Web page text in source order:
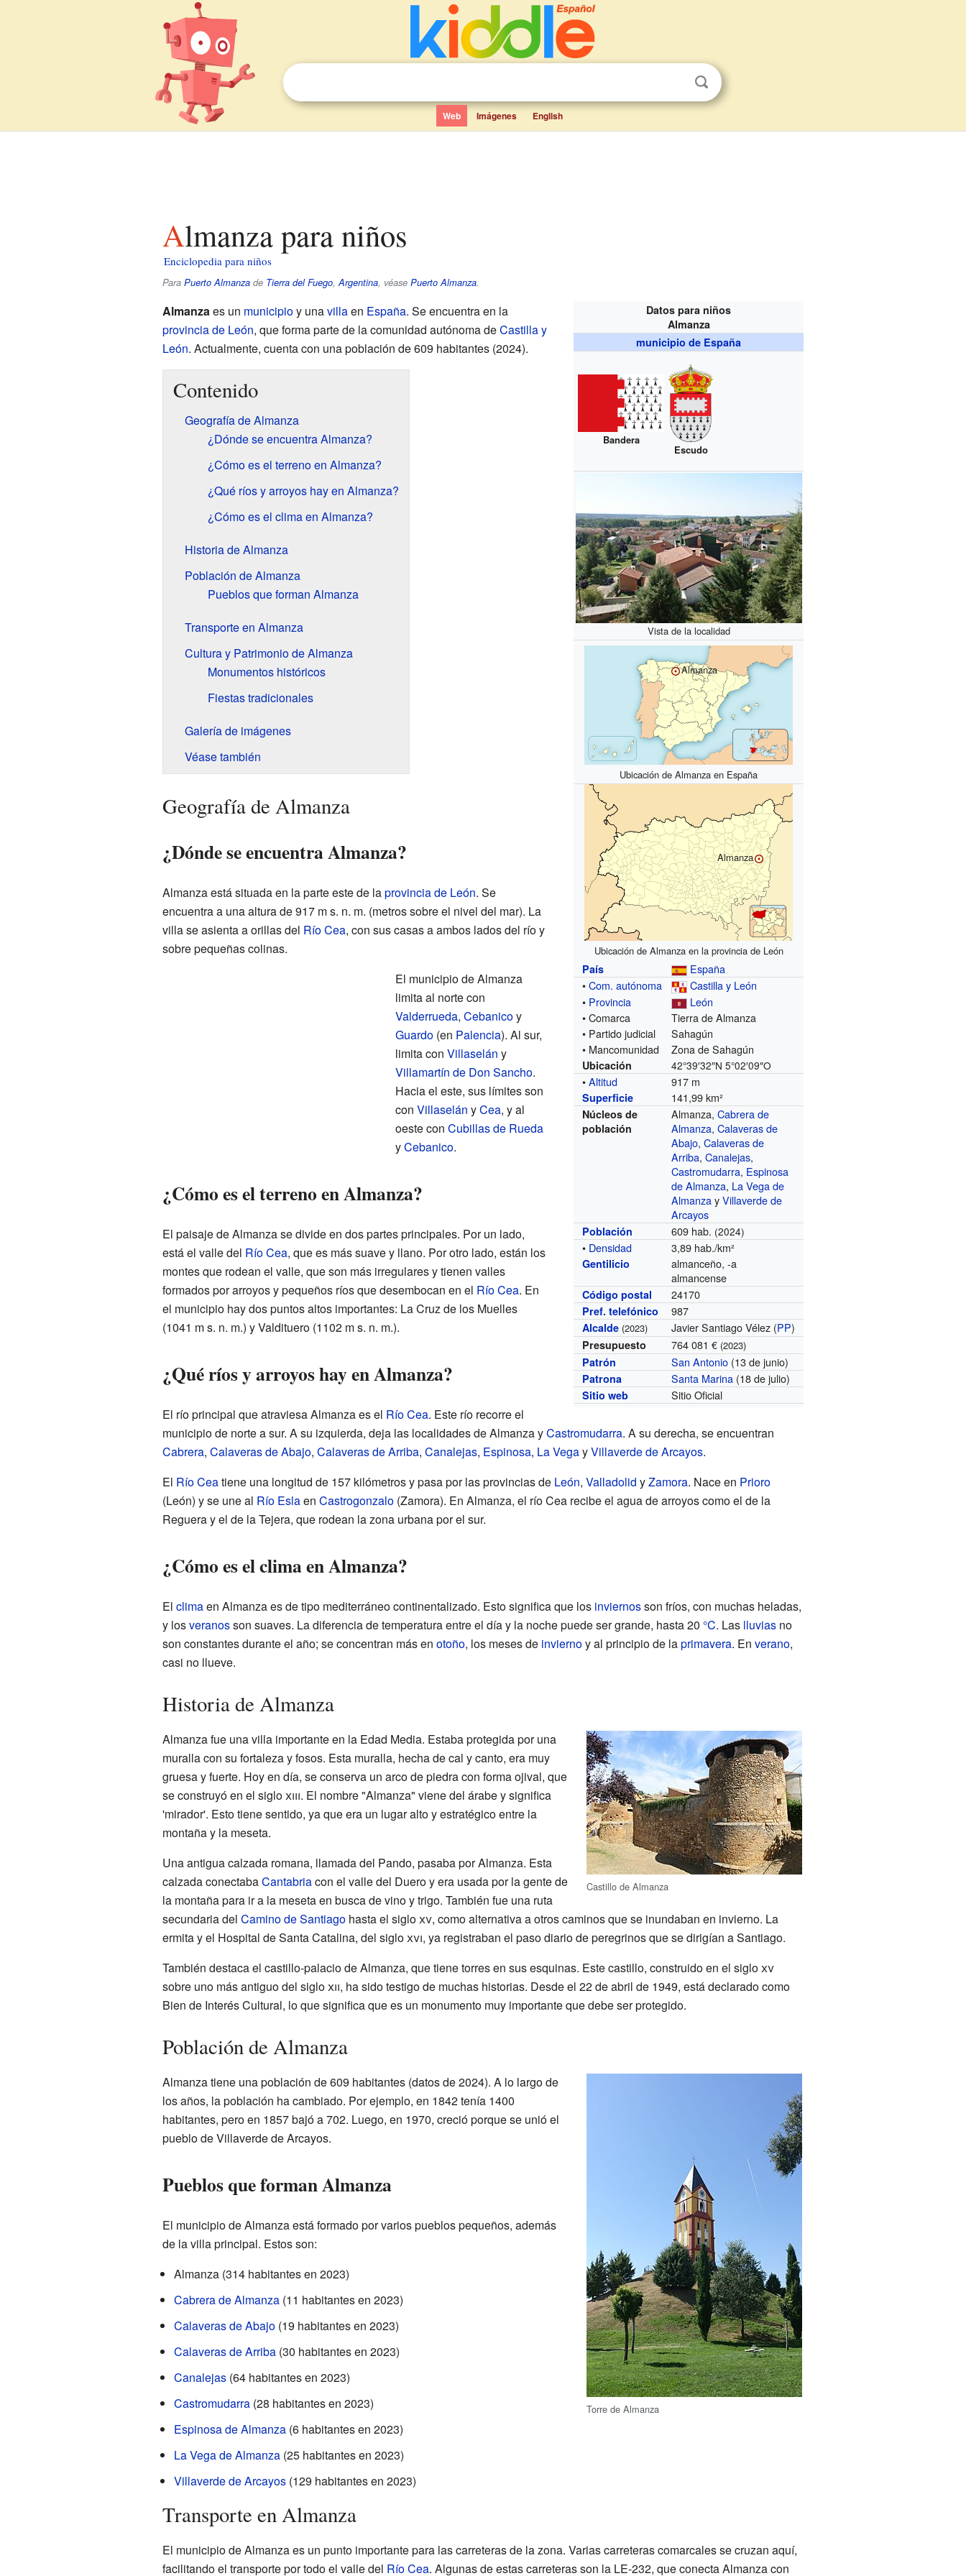
Web Imágenes English
Almanza para niños
Enciclopedia para niños
Para Puerto Almanzade Tierra del Fuego,Argentina, véase Puerto Almanza.
Datos para niños
Almanza
municipio de España
Bandera
Escudo
Vista de la localidad
Almanza
Ubicación de Almanza en España
Almanza
Ubicación de Almanza en la provincia de León
País
España
•Com. autónoma
Castilla y León
• Provincia
León
• Comarca
Tierra de Almanza
• Partido judicial
Sahagún
• Mancomunidad
Zona de Sahagún
Ubicación 42°39′32″N 5°02′09″O
•Altitud 917 m
Superficie 141,99 km²
Núcleos de
población
Almanza,Cabrera de
Almanza,Calaveras de
Abajo,Calaveras de
Arriba,Canalejas,
Castromudarra, Espinosa
de Almanza, La Vega de
AlmanzayVillaverde de
Arcayos
Población 609 hab. (2024)
• Densidad 3,89 hab./km²
Gentilicio
almanceño, -a
almancense
Código postal 24170
Pref. telefónico 987
Alcalde (2023) Javier Santiago Vélez (PP)
Presupuesto 764 081 € (2023)
Patrón San Antonio (13 de junio)
Patrona Santa Marina (18 de julio)
Sitio web Sitio Oficial
Almanzaes un municipioy unavillaen España. Se encuentra en la
provincia de León, que forma parte de la comunidad autónoma deCastilla y
León. Actualmente, cuenta con una población de 609 habitantes (2024).
Contenido
Geografía de Almanza
¿Dónde se encuentra Almanza?
¿Cómo es el terreno en Almanza?
¿Qué ríos y arroyos hay en Almanza?
¿Cómo es el clima en Almanza?
Historia de Almanza
Población de Almanza
Pueblos que forman Almanza
Transporte en Almanza
Cultura y Patrimonio de Almanza
Monumentos históricos
Fiestas tradicionales
Galería de imágenes
Véase también
Geografía de Almanza
¿Dónde se encuentra Almanza?
Almanza está situada en la parte este de laprovincia de León. Se
encuentra a una altura de 917 m s. n. m. (metros sobre el nivel del mar). La
villa se asienta a orillas del Río Cea, con sus casas a ambos lados del río y
sobre pequeñas colinas.
El municipio de Almanza
limita al norte con
Valderrueda, Cebanicoy
Guardo(en Palencia). Al sur,
limita con Villaselán y
Villamartín de Don Sancho.
Hacia el este, sus límites son
con Villaselán yCea, y al
oeste con Cubillas de Rueda
yCebanico.
¿Cómo es el terreno en Almanza?
El paisaje de Almanza se divide en dos partes principales. Por un lado,
está el valle del Río Cea, que es más suave y llano. Por otro lado, están los
montes que rodean el valle, que son más irregulares y tienen valles
formados por arroyos y pequeños ríos que desembocan en el Río Cea. En
el municipio hay dos puntos altos importantes: La Cruz de los Muelles
(1041 m s. n. m.) y Valdituero (1102 m s. n. m.).
¿Qué ríos y arroyos hay en Almanza?
El río principal que atraviesa Almanza es el Río Cea. Este río recorre el
municipio de norte a sur. A su izquierda, deja las localidades de Almanza yCastromudarra. A su derecha, se encuentran
Cabrera, Calaveras de Abajo, Calaveras de Arriba, Canalejas, Espinosa, La VegayVillaverde de Arcayos.
El Río Ceatiene una longitud de 157 kilómetros y pasa por las provincias de León, Valladolid yZamora. Nace en Prioro
(León) y se une al Río Eslaen Castrogonzalo(Zamora). En Almanza, el río Cea recibe el agua de arroyos como el de la
Reguera y el de la Tejera, que rodean la zona urbana por el sur.
¿Cómo es el clima en Almanza?
El climaen Almanza es de tipo mediterráneo continentalizado. Esto significa que los inviernosson fríos, con muchas heladas,
y losveranosson suaves. La diferencia de temperatura entre el día y la noche puede ser grande, hasta 20 °C. Las lluviasno
son constantes durante el año; se concentran más en otoño, los meses de inviernoy al principio de laprimavera. En verano,
casi no llueve.
Historia de Almanza
Castillo de Almanza
Almanza fue una villa importante en la Edad Media. Estaba protegida por una
muralla con su fortaleza y fosos. Esta muralla, hecha de cal y canto, era muy
gruesa y fuerte. Hoy en día, se conserva un arco de piedra con forma ojival, que
se construyó en el sigloxiii. El nombre "Almanza" viene del árabe y significa
'mirador'. Esto tiene sentido, ya que era un lugar alto y estratégico entre la
montaña y la meseta.
Una antigua calzada romana, llamada del Pando, pasaba por Almanza. Esta
calzada conectabaCantabriacon el valle del Duero y era usada por la gente de
la montaña para ir a la meseta en busca de vino y trigo. También fue una ruta
secundaria del Camino de Santiagohasta el sigloxv, como alternativa a otros caminos que se inundaban en invierno. La
ermita y el Hospital de Santa Catalina, del sigloxvi, ya registraban el paso diario de peregrinos que se dirigían a Santiago.
También destaca el castillo-palacio de Almanza, que tiene torres en sus esquinas. Este castillo, construido en el sigloxv
sobre uno más antiguo del sigloxii, ha sido testigo de muchas historias. Desde el 22 de abril de 1949, está declarado como
Bien de Interés Cultural, lo que significa que es un monumento muy importante que debe ser protegido.
Población de Almanza
Torre de Almanza
Almanza tiene una población de 609 habitantes (datos de 2024). A lo largo de
los años, la población ha cambiado. Por ejemplo, en 1842 tenía 1400
habitantes, pero en 1857 bajó a 702. Luego, en 1970, creció porque se unió el
pueblo de Villaverde de Arcayos.
Pueblos que forman Almanza
El municipio de Almanza está formado por varios pueblos pequeños, además
de la villa principal. Estos son:
Almanza (314 habitantes en 2023)
Cabrera de Almanza(11 habitantes en 2023)
Calaveras de Abajo(19 habitantes en 2023)
Calaveras de Arriba(30 habitantes en 2023)
Canalejas(64 habitantes en 2023)
Castromudarra(28 habitantes en 2023)
Espinosa de Almanza(6 habitantes en 2023)
La Vega de Almanza(25 habitantes en 2023)
Villaverde de Arcayos(129 habitantes en 2023)
Transporte en Almanza
El municipio de Almanza es un punto importante para las carreteras de la zona. Varias carreteras comarcales se cruzan aquí,
facilitando el transporte por todo el valle del Río Cea. Algunas de estas carreteras son la LE-232, que conecta Almanza con